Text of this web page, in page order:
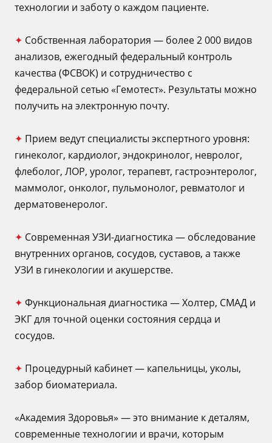
технологии и заботу о каждом пациенте.
✦ Собственная лаборатория — более 2 000 видов
анализов, ежегодный федеральный контроль
качества (ФСВОК) и сотрудничество с
федеральной сетью «Гемотест». Результаты можно
получить на электронную почту.
✦ Прием ведут специалисты экспертного уровня:
гинеколог, кардиолог, эндокринолог, невролог,
флеболог, ЛОР, уролог, терапевт, гастроэнтеролог,
маммолог, онколог, пульмонолог, ревматолог и
дерматовенеролог.
✦ Современная УЗИ-диагностика — обследование
внутренних органов, сосудов, суставов, а также
УЗИ в гинекологии и акушерстве.
✦ Функциональная диагностика — Холтер, СМАД и
ЭКГ для точной оценки состояния сердца и
сосудов.
✦ Процедурный кабинет — капельницы, уколы,
забор биоматериала.
«Академия Здоровья» — это внимание к деталям,
современные технологии и врачи, которым